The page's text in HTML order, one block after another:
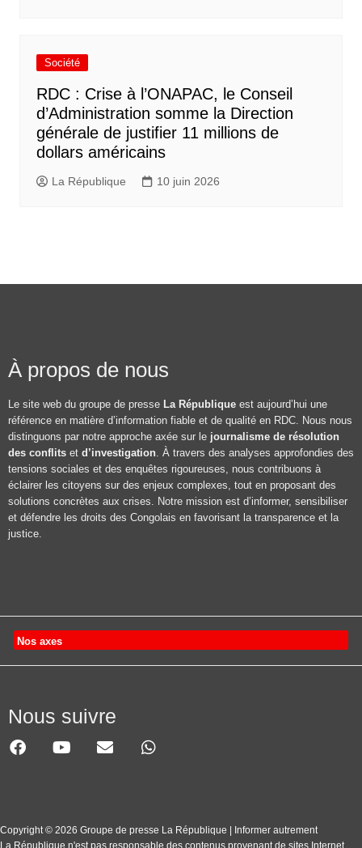
Société
RDC : Crise à l’ONAPAC, le Conseil
d’Administration somme la Direction
générale de justifier 11 millions de
dollars américains
La République 10 juin 2026
À propos de nous
Le site web du groupe de presse La République est aujourd’hui une
référence en matière d’information fiable et de qualité en RDC. Nous nous
distinguons par notre approche axée sur le journalisme de résolution
des conflits et d’investigation. À travers des analyses approfondies des
tensions sociales et des enquêtes rigoureuses, nous contribuons à
éclairer les citoyens sur des enjeux complexes, tout en proposant des
solutions concrètes aux crises. Notre mission est d’informer, sensibiliser
et défendre les droits des Congolais en favorisant la transparence et la
justice.
Nos axes
Nous suivre
Copyright © 2026 Groupe de presse La République | Informer autrement
La République n'est pas responsable des contenus provenant de sites Internet